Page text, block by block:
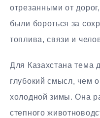
отрезанными от
были бороться за
топлива, связи и
Для Казахстана тема
глубокий смысл, чем
холодной зимы. Она
степного